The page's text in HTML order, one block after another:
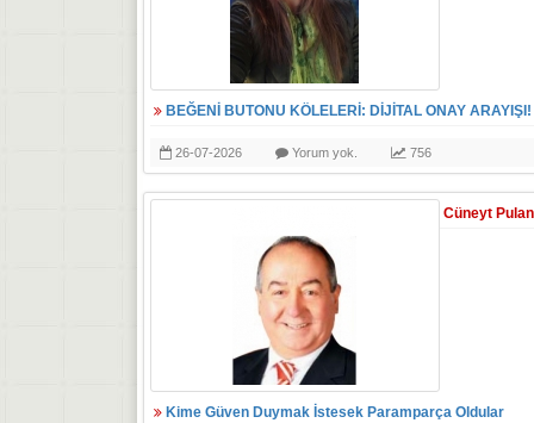
BEĞENİ BUTONU KÖLELERİ: DİJİTAL ONAY ARAYIŞI!
26-07-2026 Yorum yok. 756
Cüneyt
Kime Güven Duymak İstesek Paramparça Oldular